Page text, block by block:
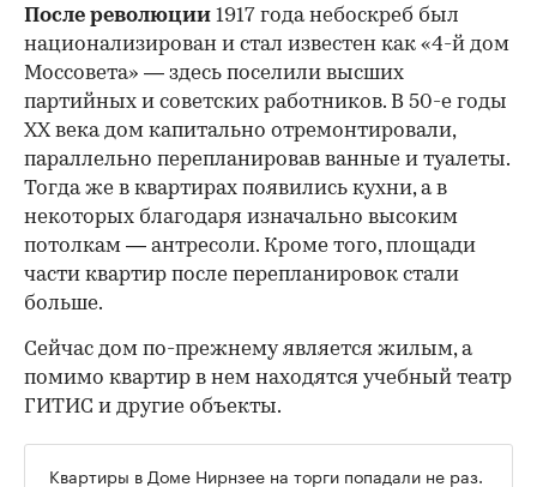
После революции 1917 года небоскреб был
национализирован и стал известен как «4-й дом
Моссовета» — здесь поселили высших
партийных и советских работников. В 50-е годы
ХХ века дом капитально отремонтировали,
параллельно перепланировав ванные и туалеты.
Тогда же в квартирах появились кухни, а в
некоторых благодаря изначально высоким
потолкам — антресоли. Кроме того, площади
части квартир после перепланировок стали
больше.
Сейчас дом по-прежнему является жилым, а
помимо квартир в нем находятся учебный театр
ГИТИС и другие объекты.
Квартиры в Доме Нирнзее на торги попадали не раз.